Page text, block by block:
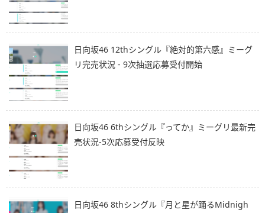
日向坂46 12thシングル『絶対的第六感』ミーグ
リ完売状況 - 9次抽選応募受付開始
日向坂46 6thシングル『ってか』ミーグリ最新完
売状況-5次応募受付反映
日向坂46 8thシングル『月と星が踊るMidnigh